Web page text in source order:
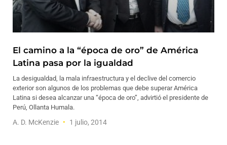
El camino a la “época de oro” de América
Latina pasa por la igualdad
La desigualdad, la mala infraestructura y el declive del comercio
exterior son algunos de los problemas que debe superar América
Latina si desea alcanzar una “época de oro”, advirtió el presidente de
Perú, Ollanta Humala.
A. D. McKenzie 1 julio, 2014